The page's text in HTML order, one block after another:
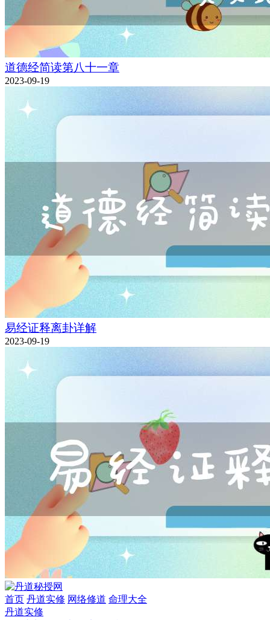
道德经简读第八十一章
2023-09-19
易经证释离卦详解
2023-09-19
首页 丹道实修 网络修道 命理大全
丹道实修